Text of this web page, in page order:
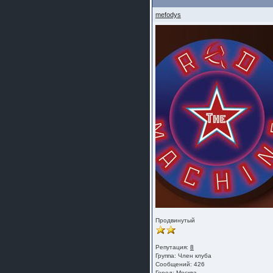
mefodys
Продвинутый
Репутация: 8
Группа: Член клуба
Сообщений: 426